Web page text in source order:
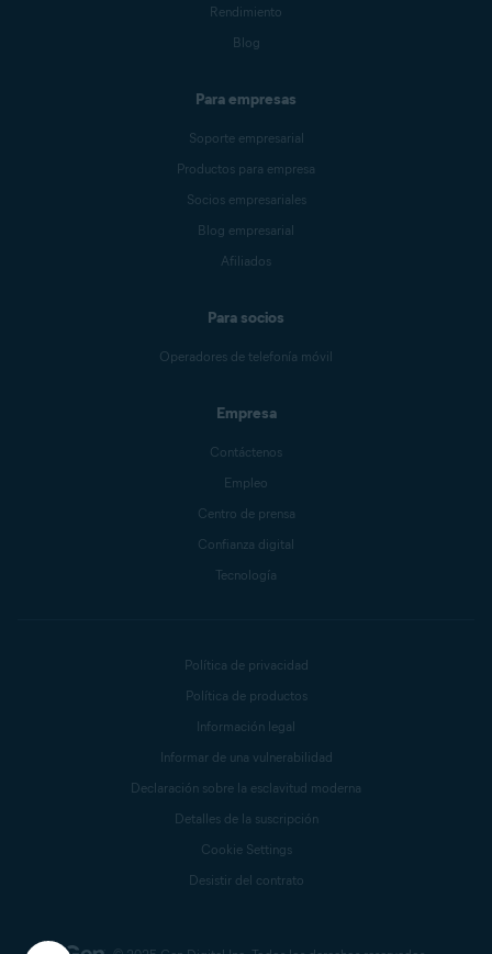
Rendimiento
Blog
Para empresas
Soporte empresarial
Productos para empresa
Socios empresariales
Blog empresarial
Afiliados
Para socios
Operadores de telefonía móvil
Empresa
Contáctenos
Empleo
Centro de prensa
Confianza digital
Tecnología
Política de privacidad
Política de productos
Información legal
Informar de una vulnerabilidad
Declaración sobre la esclavitud moderna
Detalles de la suscripción
Cookie Settings
Desistir del contrato